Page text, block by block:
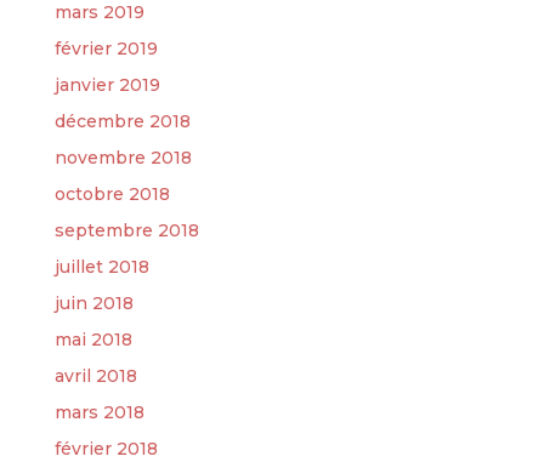
mars 2019
février 2019
janvier 2019
décembre 2018
novembre 2018
octobre 2018
septembre 2018
juillet 2018
juin 2018
mai 2018
avril 2018
mars 2018
février 2018